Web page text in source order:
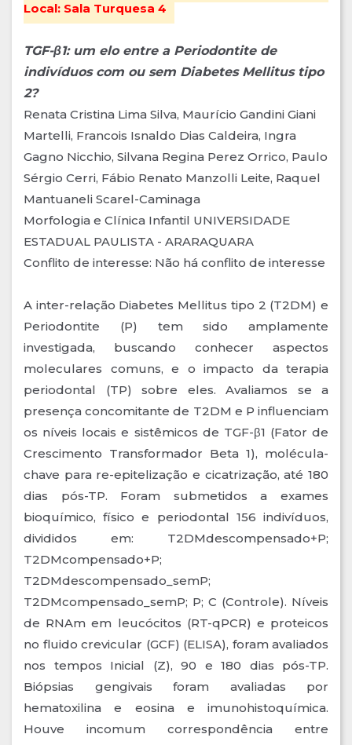
Local: Sala Turquesa 4
TGF-β1: um elo entre a Periodontite de
indivíduos com ou sem Diabetes Mellitus tipo
2?
Renata Cristina Lima Silva, Maurício Gandini Giani
Martelli, Francois Isnaldo Dias Caldeira, Ingra
Gagno Nicchio, Silvana Regina Perez Orrico, Paulo
Sérgio Cerri, Fábio Renato Manzolli Leite, Raquel
Mantuaneli Scarel-Caminaga
Morfologia e Clínica Infantil UNIVERSIDADE
ESTADUAL PAULISTA - ARARAQUARA
Conflito de interesse: Não há conflito de interesse
A inter-relação Diabetes Mellitus tipo 2 (T2DM) e
Periodontite (P) tem sido amplamente
investigada, buscando conhecer aspectos
moleculares comuns, e o impacto da terapia
periodontal (TP) sobre eles. Avaliamos se a
presença concomitante de T2DM e P influenciam
os níveis locais e sistêmicos de TGF-β1 (Fator de
Crescimento Transformador Beta 1), molécula-
chave para re-epitelização e cicatrização, até 180
dias pós-TP. Foram submetidos a exames
bioquímico, físico e periodontal 156 indivíduos,
divididos em: T2DMdescompensado+P;
T2DMcompensado+P;
T2DMdescompensado_semP;
T2DMcompensado_semP; P; C (Controle). Níveis
de RNAm em leucócitos (RT-qPCR) e proteicos
no fluido crevicular (GCF) (ELISA), foram avaliados
nos tempos Inicial (Z), 90 e 180 dias pós-TP.
Biópsias gengivais foram avaliadas por
hematoxilina e eosina e imunohistoquímica.
Houve incomum correspondência entre